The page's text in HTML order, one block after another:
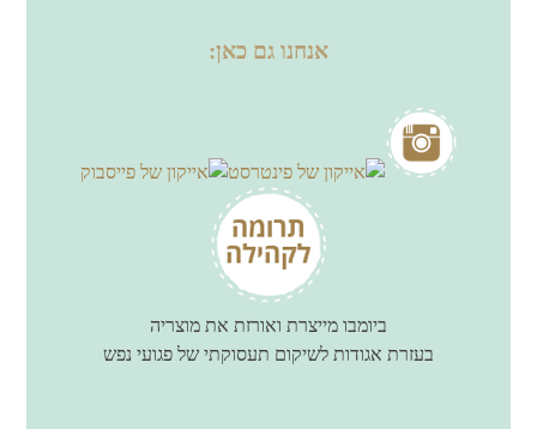
אנחנו גם כאן:
ביומבו מייצרת ואורזת את מוצריה
בעזרת אגודות לשיקום תעסוקתי של פגועי נפש